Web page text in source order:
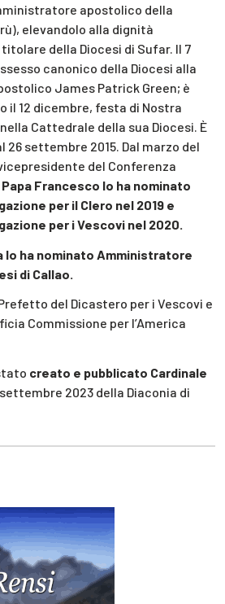
apostolico della
elevandolo alla dignità
della Diocesi di Sufar. Il 7
canonico della Diocesi alla
James Patrick Green; è
il 12 dicembre, festa di Nostra
Cattedrale della sua Diocesi. È
26 settembre 2015. Dal marzo del
del Conferenza
Papa Francesco lo ha nominato
per il Clero nel 2019 e
per i Vescovi nel 2020.
lo ha nominato Amministratore
di Callao.
del Dicastero per i Vescovi e
Commissione per l’America
creato e pubblicato Cardinale
2023 della Diaconia di